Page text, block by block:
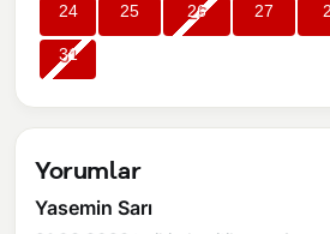
24 25 26 27
31
Yorumlar
Yasemin Sarı